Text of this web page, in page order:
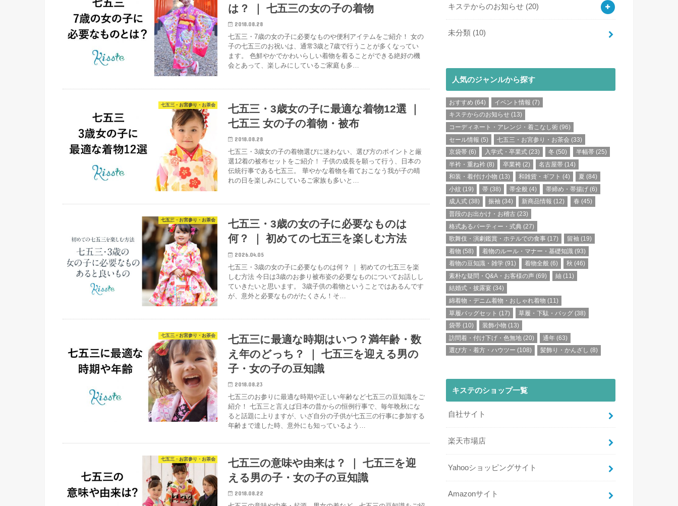
は？ ｜ 七五三の女の子の着物
2018.08.28
七五三・7歳の女の子に必要なものや便利アイテムをご紹介！ 女の
子の七五三のお祝いは、通常3歳と7歳で行うことが多くなってい
ます。 色鮮やかでかわいらしい着物を着ることができる絶好の機
会とあって、楽しみにしているご家庭も多…
七五三・お宮参り・お茶会
七五三・3歳女の子に最適な着物12選 ｜
七五三 女の子の着物・被布
2018.08.28
七五三・3歳女の子の着物選びに迷わない、選び方のポイントと厳
選12着の被布セットをご紹介！ 子供の成長を願って行う、日本の
伝統行事である七五三。 華やかな着物を着ておこなう我が子の晴
れの日を楽しみにしているご家族も多いと…
七五三・お宮参り・お茶会
七五三・3歳の女の子に必要なものは
何？ ｜ 初めての七五三を楽しむ方法
2026.04.05
七五三・3歳の女の子に必要なものは何？ ｜ 初めての七五三を楽
しむ方法 今日は3歳のお参り被布姿の必要なものについてお話しし
ていきたいと思います。 3歳子供の着物ということではあるんです
が、意外と必要なものがたくさん！そ…
七五三・お宮参り・お茶会
七五三に最適な時期はいつ？満年齢・数
え年のどっち？ ｜ 七五三を迎える男の
子・女の子の豆知識
2018.08.23
七五三のお参りに最適な時期や正しい年齢など七五三の豆知識をご
紹介！ 七五三と言えば日本の昔からの恒例行事で、毎年晩秋にな
ると話題に上りますが、いざ自分の子供が七五三の行事に参加する
年齢まで達した時、意外にも知っているよう…
七五三・お宮参り・お茶会
七五三の意味や由来は？ ｜ 七五三を迎
える男の子・女の子の豆知識
2018.08.22
キステからのお知らせ (20)
未分類 (10)
人気のジャンルから探す
おすすめ (64) イベント情報 (7)
キステからのお知らせ (13)
コーディネート・アレンジ・着こなし術 (96)
セール情報 (5) 七五三・お宮参り・お茶会 (33)
京袋帯 (6) 入学式・卒業式 (23) 冬 (50) 半幅帯(25)
半衿・重ね衿 (8) 卒業袴 (2) 名古屋帯 (14)
和装・着付け小物 (13) 和雑貨・ギフト (4) 夏 (84)
小紋 (19) 帯 (38) 帯全般 (4) 帯締め・帯揚げ(6)
成人式 (38) 振袖 (34) 新商品情報 (12) 春 (45)
普段のお出かけ・お稽古 (23)
格式あるパーティー・式典 (27)
歌舞伎・演劇鑑賞・ホテルでの食事 (17) 留袖 (19)
着物 (58) 着物のルール・マナー・基礎知識 (93)
着物の豆知識・雑学 (91) 着物全般 (6) 秋 (46)
素朴な疑問・Q&A・お客様の声 (69) 紬 (11)
結婚式・披露宴 (34)
綿着物・デニム着物・おしゃれ着物 (11)
草履バッグセット (17) 草履・下駄・バッグ (38)
袋帯 (10) 装飾小物 (13)
訪問着・付け下げ・色無地 (20) 通年 (63)
選び方・着方・ハウツー (108) 髪飾り・かんざし (8)
キステのショップ一覧
自社サイト
楽天市場店
Yahooショッピングサイト
Amazonサイト